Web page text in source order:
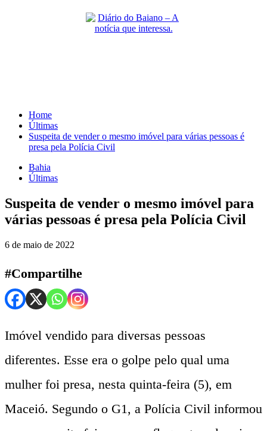
Home
Últimas
Suspeita de vender o mesmo imóvel para várias pessoas é
presa pela Polícia Civil
Bahia
Últimas
Suspeita de vender o mesmo imóvel para
várias pessoas é presa pela Polícia Civil
6 de maio de 2022
#Compartilhe
Imóvel vendido para diversas pessoas
diferentes. Esse era o golpe pelo qual uma
mulher foi presa, nesta quinta-feira (5), em
Maceió. Segundo o G1, a Polícia Civil informou